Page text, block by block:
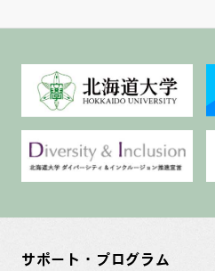
サポート・プログラム